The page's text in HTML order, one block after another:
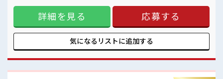
■最短2営業日で入寮も可！
※規定有
■職場の雰囲気
《20代・30代の男性スタッフさんも活躍中》
職場の人間関係⇒良好♪
未経験でも安心な就業環境！
社内設備もバッチリ★
月もらえるからお財布が潤いまくり！ ＼遠方の方も安心◎寮
完備/ ◎寮費は「タダ」のワンルーム寮 ◎家電付き1R寮 ◎駐
車場完備/マイカー持ち込みOK ほかにも... ・赴任時は現地ま
での移動交通費支給 ・寮から自転車やバイク通勤OKの寮もあ
り※空き状況による ・長岡京駅/京阪淀駅/阪急西山天王山駅
から無料送迎バスもあり さらに大阪で「ハリウッド映画の世
大型連休があるので休みの日がワクワクする事間違いなし！
■最短即日入社決定！ 条件があえば応募のその日に入社決定
詳細を見る 応募する
気になるリストに追加する